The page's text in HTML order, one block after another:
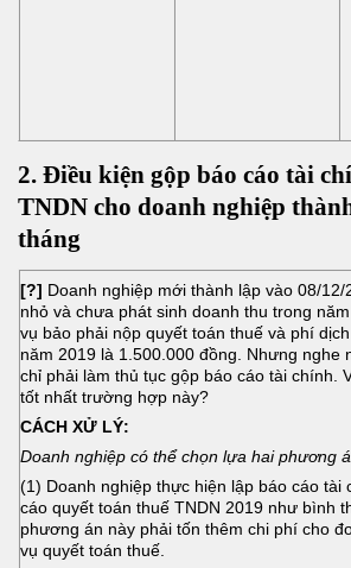
2. Điều kiện gộp báo cáo tài
TNDN cho doanh nghiệp
tháng
[?] Doanh nghiệp mới thành lập vào 08/
nhỏ và chưa phát sinh doanh thu trong
vụ bảo phải nộp quyết toán thuế và phí
năm 2019 là 1.500.000 đồng. Nhưng nghe
chỉ phải làm thủ tục gộp báo cáo tài chính.
tốt nhất trường hợp này?
CÁCH XỬ LÝ:
Doanh nghiệp có thể chọn lựa hai phương
(1) Doanh nghiệp thực hiện lập báo cáo tài
cáo quyết toán thuế TNDN 2019 như bình
phương án này phải tốn thêm chi phí cho
vụ quyết toán thuế.